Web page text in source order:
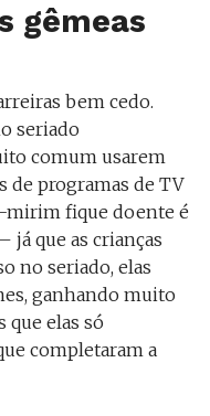
gêmeas
bem cedo.
seriado
comum usarem
de programas de TV
mirim fique doente é
que as crianças
no seriado, elas
ganhando muito
elas só
completaram a